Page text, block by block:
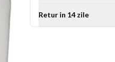
Retur in 14 zile